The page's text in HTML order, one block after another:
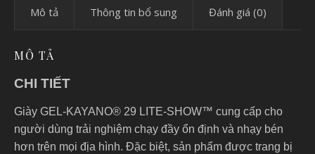
Mô tả Thông tin bổ sung Đánh giá (0)
MÔ TẢ
CHI TIẾT
Giày GEL-KAYANO® 29 LITE-SHOW™ cung cấp cho
người dùng trải nghiệm chạy đầy ổn định và nhạy bén
hơn trên mọi địa hình. Đặc biệt, sản phẩm được trang bị